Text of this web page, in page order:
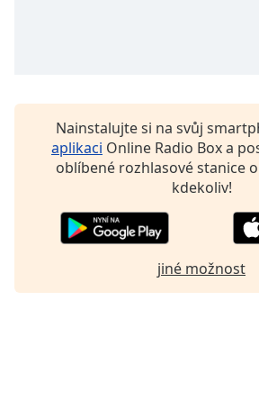
Nainstalujte si na svůj
aplikaci Online Radio Box a
oblíbené rozhlasové stanice
kdekoliv!
jiné možnost